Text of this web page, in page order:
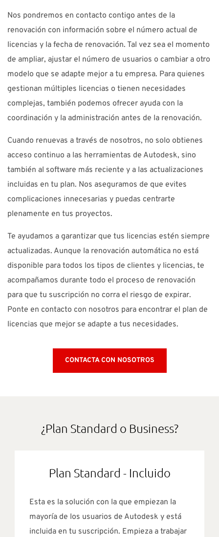
Nos pondremos en contacto contigo antes de la
renovación con información sobre el número actual de
licencias y la fecha de renovación. Tal vez sea el momento
de ampliar, ajustar el número de usuarios o cambiar a otro
modelo que se adapte mejor a tu empresa. Para quienes
gestionan múltiples licencias o tienen necesidades
complejas, también podemos ofrecer ayuda con la
coordinación y la administración antes de la renovación.
Cuando renuevas a través de nosotros, no solo obtienes
acceso continuo a las herramientas de Autodesk, sino
también al software más reciente y a las actualizaciones
incluidas en tu plan. Nos aseguramos de que evites
complicaciones innecesarias y puedas centrarte
plenamente en tus proyectos.
Te ayudamos a garantizar que tus licencias estén siempre
actualizadas. Aunque la renovación automática no está
disponible para todos los tipos de clientes y licencias, te
acompañamos durante todo el proceso de renovación
para que tu suscripción no corra el riesgo de expirar.
Ponte en contacto con nosotros para encontrar el plan de
licencias que mejor se adapte a tus necesidades.
CONTACTA CON NOSOTROS
¿Plan Standard o Business?
Plan Standard - Incluido
Esta es la solución con la que empiezan la
mayoría de los usuarios de Autodesk y está
incluida en tu suscripción. Empieza a trabajar